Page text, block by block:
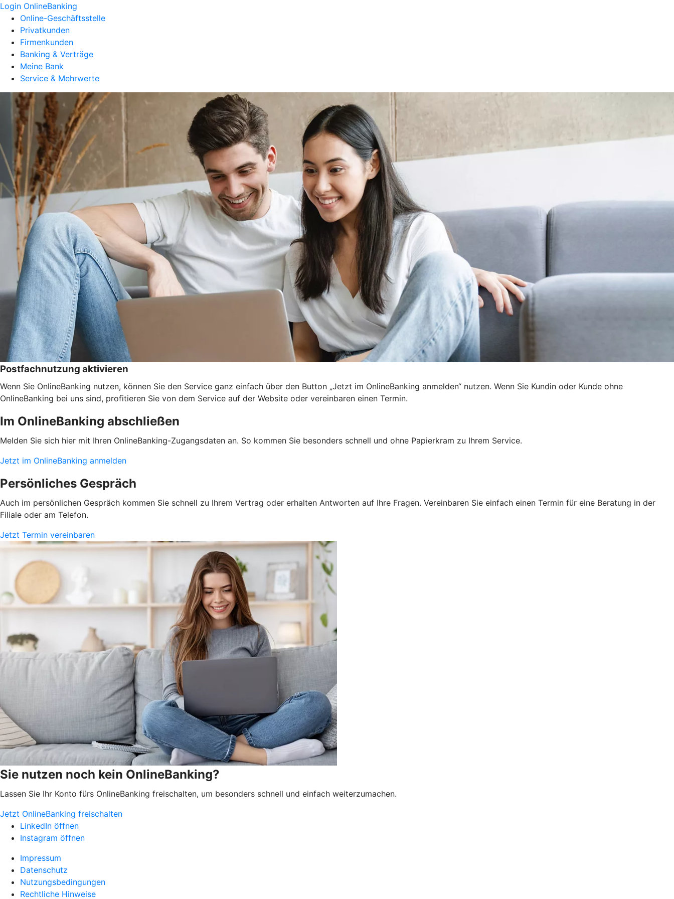
Login OnlineBanking
Online-Geschäftsstelle
Privatkunden
Firmenkunden
Banking & Verträge
Meine Bank
Service & Mehrwerte
Postfachnutzung aktivieren
Wenn Sie OnlineBanking nutzen, können Sie den Service ganz einfach über den Button „Jetzt im OnlineBanking anmelden“ nutzen. Wenn Sie Kundin oder Kunde ohne
OnlineBanking bei uns sind, profitieren Sie von dem Service auf der Website oder vereinbaren einen Termin.
Im OnlineBanking abschließen
Melden Sie sich hier mit Ihren OnlineBanking-Zugangsdaten an. So kommen Sie besonders schnell und ohne Papierkram zu Ihrem Service.
Jetzt im OnlineBanking anmelden
Persönliches Gespräch
Auch im persönlichen Gespräch kommen Sie schnell zu Ihrem Vertrag oder erhalten Antworten auf Ihre Fragen. Vereinbaren Sie einfach einen Termin für eine Beratung in der
Filiale oder am Telefon.
Jetzt Termin vereinbaren
Sie nutzen noch kein OnlineBanking?
Lassen Sie Ihr Konto fürs OnlineBanking freischalten, um besonders schnell und einfach weiterzumachen.
Jetzt OnlineBanking freischalten
LinkedIn öffnen
Instagram öffnen
Impressum
Datenschutz
Nutzungsbedingungen
Rechtliche Hinweise